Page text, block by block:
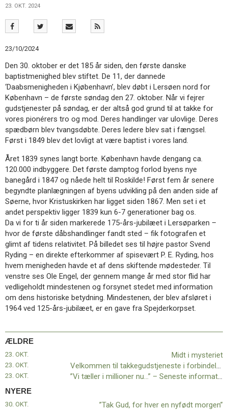
11.0:
Kalender
Værktøjskassen
15.0:
Om
16.0:
Kontakt
Næste
indlæg:
”Tak
Gud,
for
hver
nyfødt
morgen”Forrige
indlæg:
Midt
mysteriet
23. OKT. 2024
23/10/2024
Den 30. oktober er det 185 år siden, den første danske
baptistmenighed blev stiftet. De 11, der dannede
‘Daabsmenigheden i Kjøbenhavn’, blev døbt i Lersøen nord for
København – de første søndag den 27. oktober. Når vi fejrer
gudstjenester på søndag, er der altså god grund til at takke for
vores pionérers tro og mod. Deres handlinger var ulovlige. Deres
spædbørn blev tvangsdøbte. Deres ledere blev sat i fængsel.
Først i 1849 blev det lovligt at være baptist i vores land.
Året 1839 synes langt borte. København havde dengang ca.
120.000 indbyggere. Det første damptog forlod byens nye
banegård i 1847 og nåede helt til Roskilde! Først fem år senere
begyndte planlægningen af byens udvikling på den anden side af
Søerne, hvor Kristuskirken har ligget siden 1867. Men set i et
andet perspektiv ligger 1839 kun 6-7 generationer bag os.
Da vi for ti år siden markerede 175-års-jubilæet i Lersøparken –
hvor de første dåbshandlinger fandt sted – fik fotografen et
glimt af tidens relativitet. På billedet ses til højre pastor Svend
Ryding – en direkte efterkommer af spisevært P. E. Ryding, hos
hvem menigheden havde et af dens skiftende mødesteder. Til
venstre ses Ole Engel, der gennem mange år med stor flid har
vedligeholdt mindestenen og forsynet stedet med information
om dens historiske betydning. Mindestenen, der blev afsløret i
1964 ved 125-års-jubilæet, er en gave fra Spejderkorpset.
ÆLDRE
23. OKT. Midt i mysteriet
23. OKT. Velkommen til takkegudstjeneste i forbindelse med Midtsjællands Baptistmenigheds ophør
23. OKT. ”Vi tæller i millioner nu…” – Seneste information om ”Lad os tale om tro”-kampagnen
NYERE
”Tak Gud, for hver en nyfødt morgen”
30. OKT.